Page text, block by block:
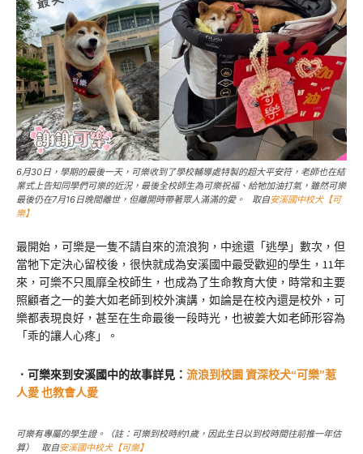
6月30日，學期的最後一天，可樂收到了學校輔導處特製的超大平安符，老師也在結
業式上告知同學們可樂的近況，最後全校師生為可樂祝福、給牠加油打氣，雖然可樂
最後仍在7月16日晚間離世，但離開時帶著眾人滿滿的愛。 取自安溪國中校犬【可
樂】
最開始，可樂是一隻不請自來的流浪狗，中途還「逃學」數次，但
當牠下定決心留校後，很快就成為安溪國中最受歡迎的學生，11年
來，可樂不只風靡全校師生，也成為了生命教育大使，時常和主要
照顧者之一的姜大如老師到校外演講，如論是在校內還是校外，可
樂都表現良好，甚至在生命最後一段時光，也被姜大如老師形容為
「乖的讓人心疼」。
．可樂來到安溪國中的故事詳見： 流浪到校園 資深校犬“可樂”惹
人愛 也教會人愛
可樂有專屬的學生證。（註：可樂到校時約1歲，因此生日以到校時間往前推一年估
算） 取自安溪國中校犬【可樂】